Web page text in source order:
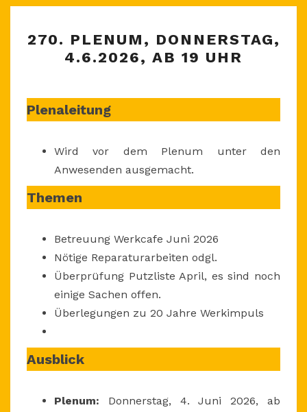
PLENUM,
DONNERSTAG,
AB
19
270. PLENUM, DONNERSTAG,
4.6.2026, AB 19 UHR
Plenaleitung
Wird vor dem Plenum unter den
Anwesenden ausgemacht.
Themen
Betreuung Werkcafe Juni 2026
Nötige Reparaturarbeiten odgl.
Überprüfung Putzliste April, es sind noch
einige Sachen offen.
Überlegungen zu 20 Jahre Werkimpuls
Ausblick
Plenum: Donnerstag, 4. Juni 2026, ab